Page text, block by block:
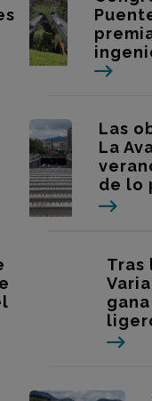
Las
La
de lo
Tras